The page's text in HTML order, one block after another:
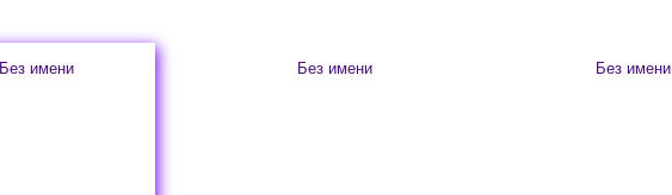
Без имени Без имени Без имени